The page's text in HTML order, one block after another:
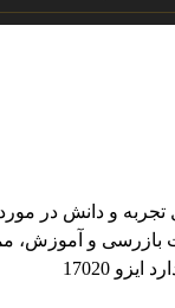
13 سال تجربه و دانش در
بازرسی و آموزش،
17020